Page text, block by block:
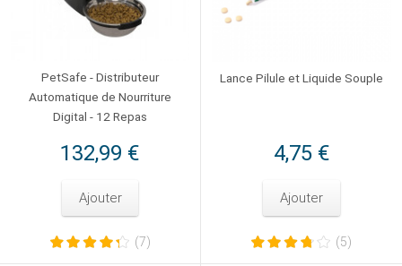
PetSafe - Distributeur
Automatique de Nourriture
Digital - 12 Repas
132,99 €
Ajouter
(7)
Lance Pilule et Liquide Souple
4,75 €
Ajouter
(5)